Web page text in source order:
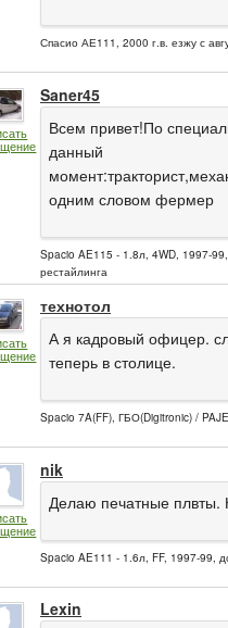
Спасио АЕ111, 2000 г.в. езжу с
Saner45
Всем привет!По
данный
одним словом фермер
Spacio AE115 - 1.8л, 4WD, 1997-
рестайлинга
технотол
А я кадровый офицер.
теперь в столице.
Spacio 7A(FF), ГБО(Digitronic) /
nik
Делаю печатные плвты.
Spacio AE111 - 1.6л, FF, 1997-99,
Lexin